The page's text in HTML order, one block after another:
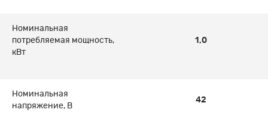
Номинальная
потребляемая мощность,
кВт
1,0
Номинальная
напряжение, В
42